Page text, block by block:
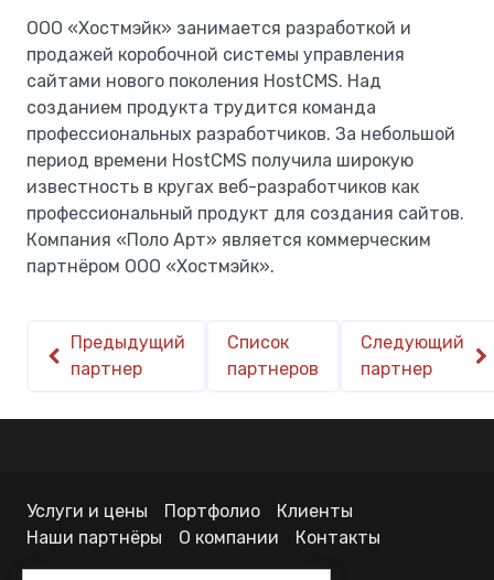
ООО «Хостмэйк» занимается разработкой и
продажей коробочной системы управления
сайтами нового поколения HostCMS. Над
созданием продукта трудится команда
профессиональных разработчиков. За небольшой
период времени HostCMS получила широкую
известность в кругах веб-разработчиков как
профессиональный продукт для создания сайтов.
Компания «Поло Арт» является коммерческим
партнёром ООО «Хостмэйк».
Предыдущий
партнер
Список
партнеров
Следующий
партнер
Услуги и цены Портфолио
Клиенты
Наши партнёры
О компании Контакты